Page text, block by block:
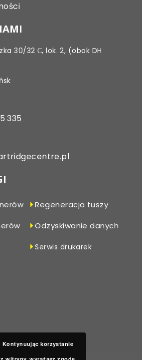
30/32 С, lok. 2, (obok DH
335
Regeneracja tuszy
Odzyskiwanie danych
Serwis drukarek
Kontynuując korzystanie